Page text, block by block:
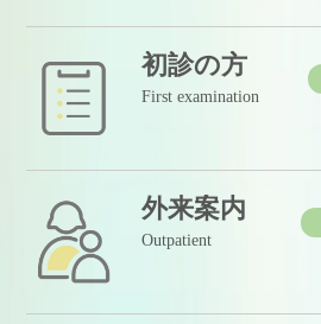
初診の方
First examination
外来案内
Outpatient